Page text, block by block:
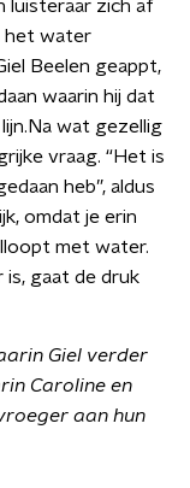
luisteraar zich af
het water
Beelen geappt,
waarin hij dat
wat gezellig
vraag. “Het is
heb”, aldus
omdat je erin
met water.
is, gaat de druk
Giel verder
Caroline en
aan hun